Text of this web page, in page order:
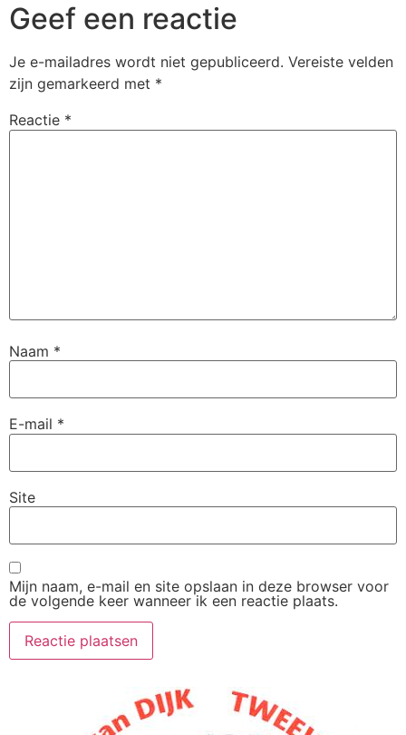
Geef een reactie
Je e-mailadres wordt niet gepubliceerd. Vereiste velden
zijn gemarkeerd met *
Reactie *
Naam *
E-mail *
Site
Mijn naam, e-mail en site opslaan in deze browser voor
de volgende keer wanneer ik een reactie plaats.